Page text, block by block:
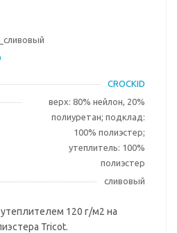
CROCKID
верх: 80% нейлон, 20%
полиуретан; подклад:
100% полиэстер;
утеплитель: 100%
полиэстер
сливовый
120 г/м2 на
Tricot.